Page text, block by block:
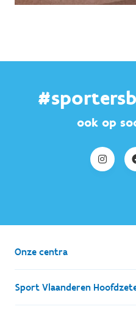
ook op
Onze centra
Sport Vlaanderen